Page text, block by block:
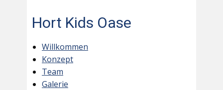
Hort Kids Oase
Willkommen
Konzept
Team
Galerie